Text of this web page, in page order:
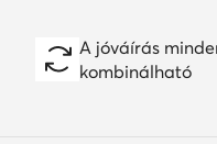
A jóváírás
kombinálható